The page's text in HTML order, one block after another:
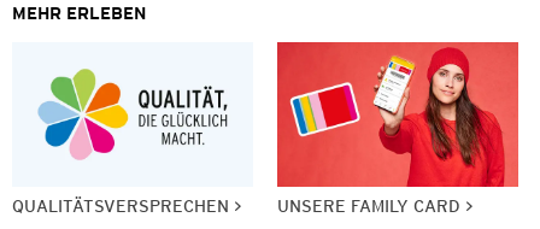
MEHR ERLEBEN
QUALITÄTSVERSPRECHEN UNSERE FAMILY CARD